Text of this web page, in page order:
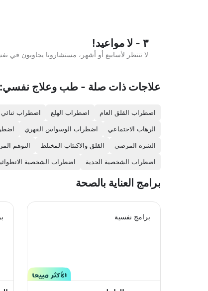
٣ - لا مواعيد!
لا تنتظر لأسابيع أو أشهر، مستشارونا يجاوبون في
علاجات ذات صلة - طب وعلاج نفسي:
اضطراب القلق العام اضطراب الهلع اضطراب
الرهاب الاجتماعي اضطراب الوسواس القهري
الشره المرضي القلق والاكتئاب المختلط التوهم
اضطراب الشخصية الحدية اضطراب الشخصية
برامج العناية بالصحة
برامج نفسية